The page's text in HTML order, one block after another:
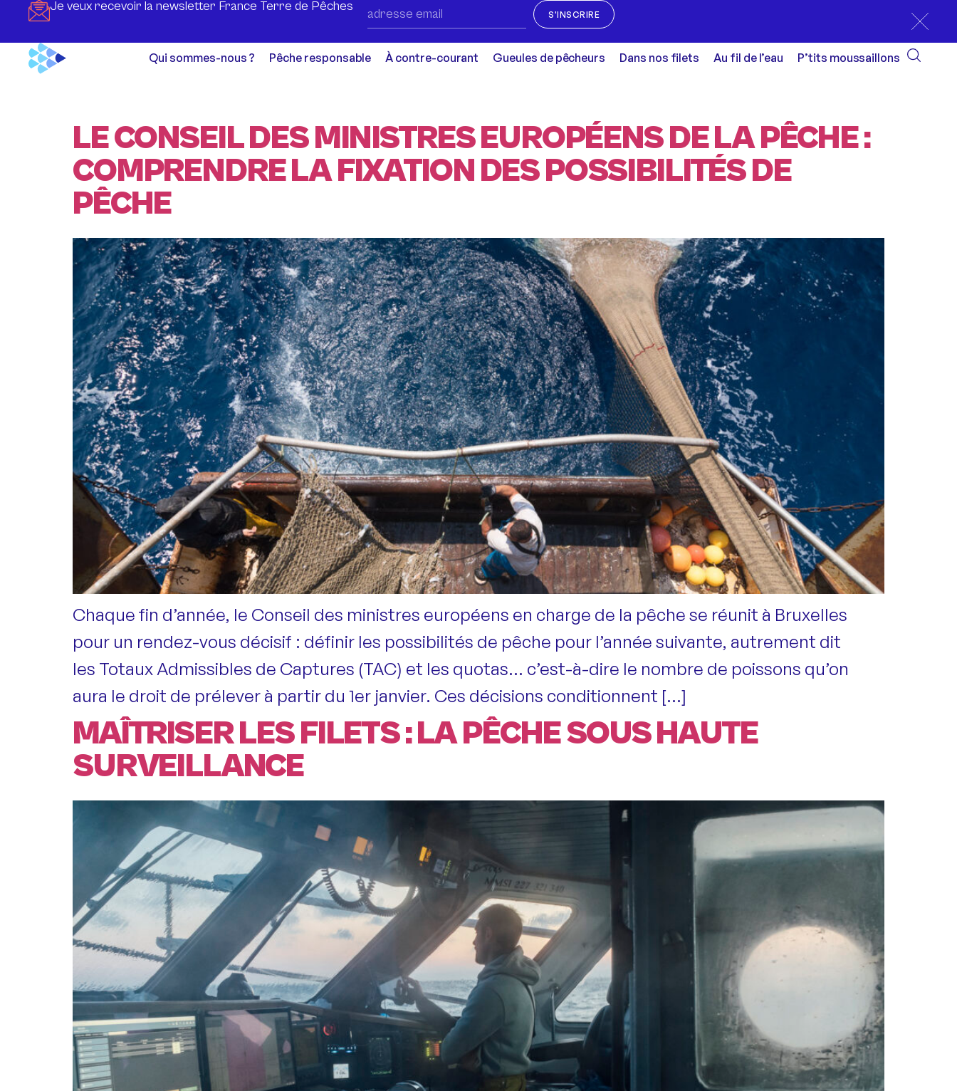
Je veux recevoir la newsletter France Terre de Pêches
S'INSCRIRE
Qui sommes-nous ? Pêche responsable À contre-courant Gueules de pêcheurs Dans nos filets Au fil de l’eau P’tits moussaillons
LE CONSEIL DES MINISTRES EUROPÉENS DE LA PÊCHE :
COMPRENDRE LA FIXATION DES POSSIBILITÉS DE
PÊCHE
Chaque fin d’année, le Conseil des ministres européens en charge de la pêche se réunit à Bruxelles
pour un rendez-vous décisif : définir les possibilités de pêche pour l’année suivante, autrement dit
les Totaux Admissibles de Captures (TAC) et les quotas… c’est-à-dire le nombre de poissons qu’on
aura le droit de prélever à partir du 1er janvier. Ces décisions conditionnent […]
MAÎTRISER LES FILETS : LA PÊCHE SOUS HAUTE
SURVEILLANCE